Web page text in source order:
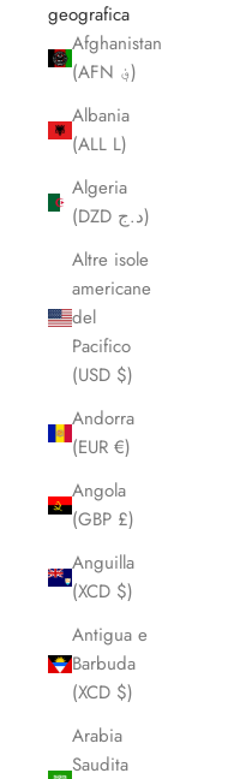
geografica
Afghanistan
(AFN ؋)
Albania
(ALL L)
Algeria
(DZD د.ج)
Altre isole
americane
del
Pacifico
(USD $)
Andorra
(EUR €)
Angola
(GBP £)
Anguilla
(XCD $)
Antigua e
Barbuda
(XCD $)
Arabia
Saudita